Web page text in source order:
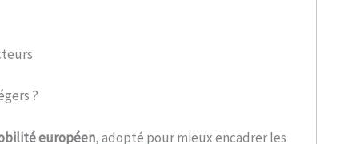
?
européen, adopté pour mieux encadrer les